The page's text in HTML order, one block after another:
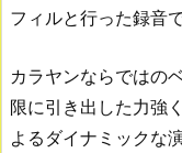
フィルと行った録音で
カラヤンならではの
限に引き出した力強
よるダイナミックな